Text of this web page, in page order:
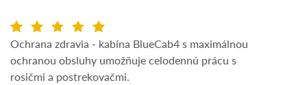
Ochrana zdravia - kabína BlueCab4 s maximálnou
ochranou obsluhy umožňuje celodennú prácu s
rosičmi a postrekovačmi.